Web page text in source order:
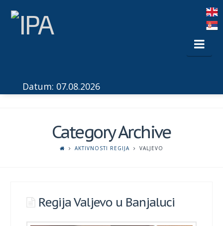
Datum: 07.08.2026
Category Archive
AKTIVNOSTI REGIJA VALJEVO
Regija Valjevo u Banjaluci